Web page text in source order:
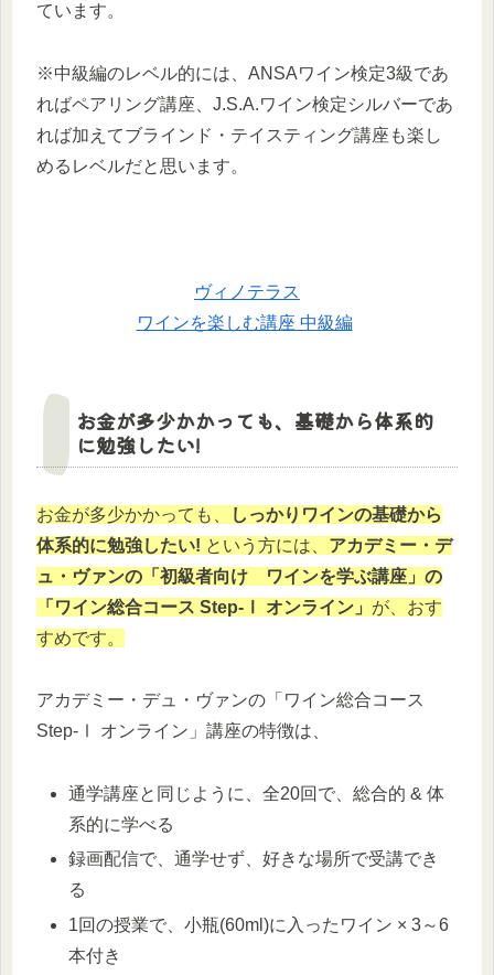
ています。
※中級編のレベル的には、ANSAワイン検定3級であ
ればペアリング講座、J.S.A.ワイン検定シルバーであ
れば加えてブラインド・テイスティング講座も楽し
めるレベルだと思います。
ヴィノテラス
ワインを楽しむ講座 中級編
お金が多少かかっても、基礎から体系的
に勉強したい!
お金が多少かかっても、
しっかりワインの基礎から
体系的に勉強したい! という方には、 アカデミー・デ
ュ・ヴァンの「初級者向け ワインを学ぶ講座」の
「ワイン総合コース Step-Ⅰ オンライン」 が、おす
すめです。
アカデミー・デュ・ヴァンの「ワイン総合コース
Step-Ⅰ オンライン」講座の特徴は、
通学講座と同じように、全20回で、総合的 & 体
系的に学べる
録画配信で、通学せず、好きな場所で受講でき
る
1回の授業で、小瓶(60ml)に入ったワイン × 3～6
本付き